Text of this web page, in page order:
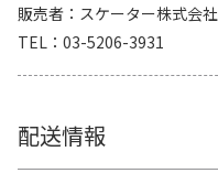
販売者
スケーター株式会社
TEL
03-5206-3931
配送情報